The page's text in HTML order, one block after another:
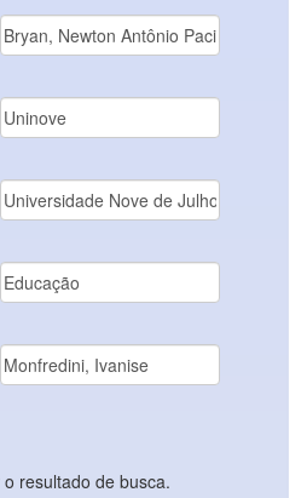
resultado de busca.